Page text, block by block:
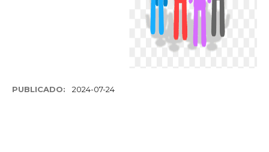
PUBLICADO: 2024-07-24